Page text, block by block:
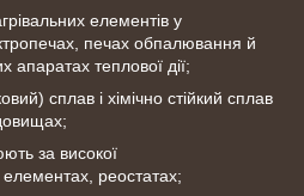
елементів у
печах обпалювання й
апаратах теплової дії;
сплав і хімічно стійкий сплав
за високої
реостатах;